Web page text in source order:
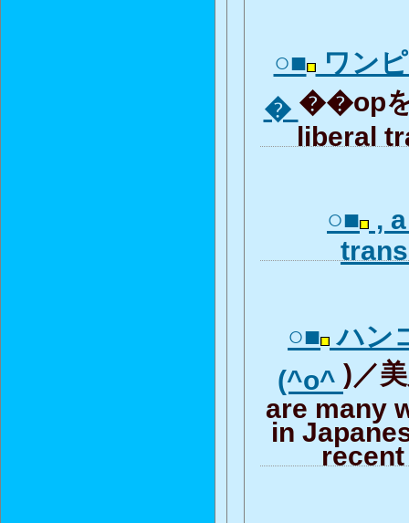
○■ ワン
� ��opを
liberal
○■ ,
○■ ハン
(^o^ )／
are many
in